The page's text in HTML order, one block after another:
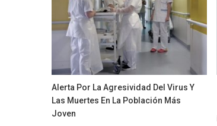
Alerta Por La Agresividad Del Virus Y
Las Muertes En La Población Más
Joven